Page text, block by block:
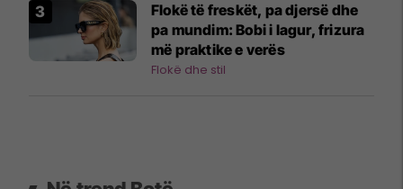
Flokë të freskët, pa djersë dhe
pa mundim: Bobi i lagur, frizura
më praktike e verës
Flokë dhe stil